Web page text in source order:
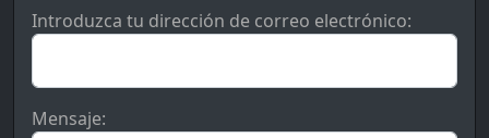
Introduzca tu dirección de correo electrónico:
Mensaje: